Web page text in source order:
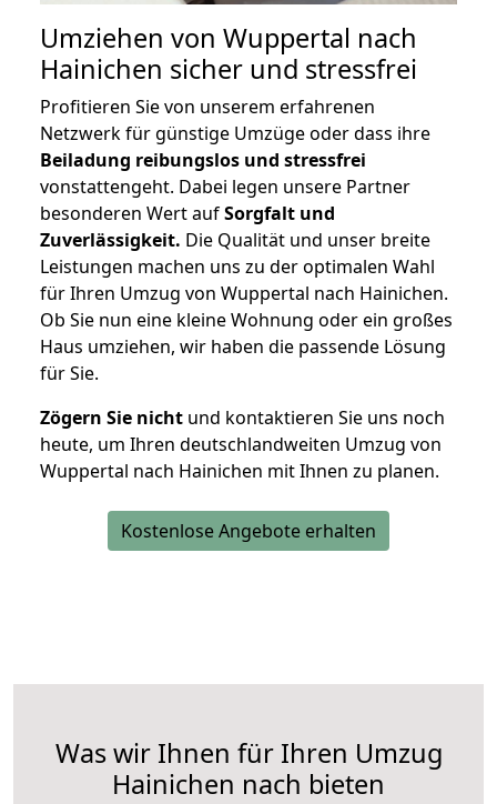
Umziehen von Wuppertal nach
Hainichen sicher und stressfrei
Profitieren Sie von unserem erfahrenen
Netzwerk für günstige Umzüge oder dass ihre
Beiladung reibungslos und stressfrei
vonstattengeht. Dabei legen unsere Partner
besonderen Wert aufSorgfalt und
Zuverlässigkeit. Die Qualität und unser breite
Leistungen machen uns zu der optimalen Wahl
für Ihren Umzug von Wuppertal nach Hainichen.
Ob Sie nun eine kleine Wohnung oder ein großes
Haus umziehen, wir haben die passende Lösung
für Sie.
Zögern Sie nicht und kontaktieren Sie uns noch
heute, um Ihren deutschlandweiten Umzug von
Wuppertal nach Hainichen mit Ihnen zu planen.
Kostenlose Angebote erhalten
Was wir Ihnen für Ihren Umzug
Hainichen nach bieten